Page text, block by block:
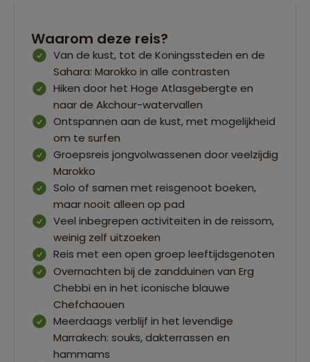
Waarom deze reis?
Van de kust, tot de Koningssteden en de
Sahara: Marokko in alle contrasten
Hiken door het Hoge Atlasgebergte en
naar de Akchour-watervallen
Ontspannen aan de kust, met mogelijkheid
om te surfen
Groepsreis jongvolwassenen door veelzijdig
Marokko
Solo of samen met reisgenoot boeken,
maar nooit alleen op pad
Veel inbegrepen activiteiten in de reissom,
weinig zelf uitzoeken
Reis met een open groep leeftijdsgenoten
Overnachten bij de zandduinen van Erg
Chebbi en in het iconische blauwe
Chefchaouen
Meerdaags verblijf in het levendige
Marrakech: souks, dakterrassen en
hammams